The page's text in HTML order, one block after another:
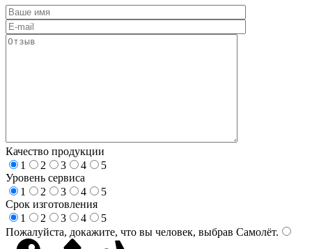
Качество продукции
1
2 3 4
5
Уровень сервиса
1
2 3 4
5
Срок изготовления
1
2 3 4
5
Пожалуйста, докажите, что вы человек, выбрав Самолёт.